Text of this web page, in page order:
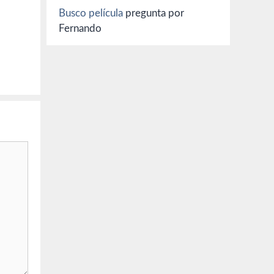
Busco película pregunta por
Fernando